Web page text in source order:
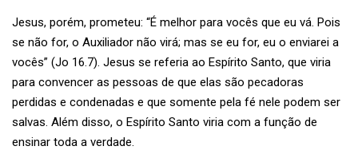
Jesus, porém, prometeu: “É melhor para vocês que eu vá. Pois
se não for, o Auxiliador não virá; mas se eu for, eu o enviarei a
vocês” (Jo 16.7). Jesus se referia ao Espírito Santo, que viria
para convencer as pessoas de que elas são pecadoras
perdidas e condenadas e que somente pela fé nele podem ser
salvas. Além disso, o Espírito Santo viria com a função de
ensinar toda a verdade.